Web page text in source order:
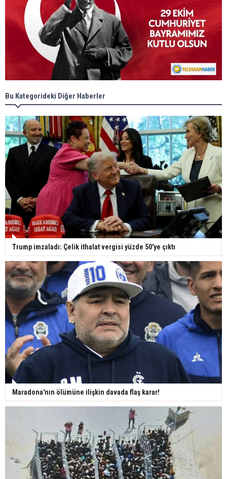
Bu Kategorideki Diğer Haberler
Trump imzaladı: Çelik ithalat vergisi yüzde 50'ye çıktı
Maradona'nın ölümüne ilişkin davada flaş karar!